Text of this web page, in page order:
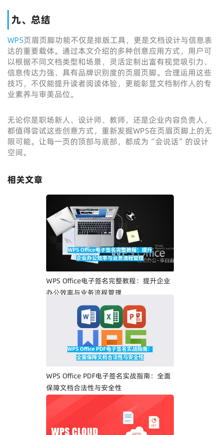
九、总结
WPS页眉页脚功能不仅是排版工具，更是文档设计与信息表
达的重要载体。通过本文介绍的多种创意应用方式，用户可
以根据不同文档类型和场景，灵活定制出富有视觉吸引力、
信息传达力强、具有品牌识别度的页眉页脚。合理运用这些
技巧，不仅能提升读者阅读体验，更能彰显文档制作人的专
业素养与审美品位。
无论你是职场新人、设计师、教师，还是企业内容负责人，
都值得尝试这些创意方式，重新发掘WPS在页眉页脚上的无
限可能。让每一页的顶部与底部，都成为“会说话”的设计
空间。
相关文章
WPS Office电子签名完整教程：提升企业
办公效率与业务流程管理
WPS Office PDF电子签名实战指南：全面
保障文档合法性与安全性